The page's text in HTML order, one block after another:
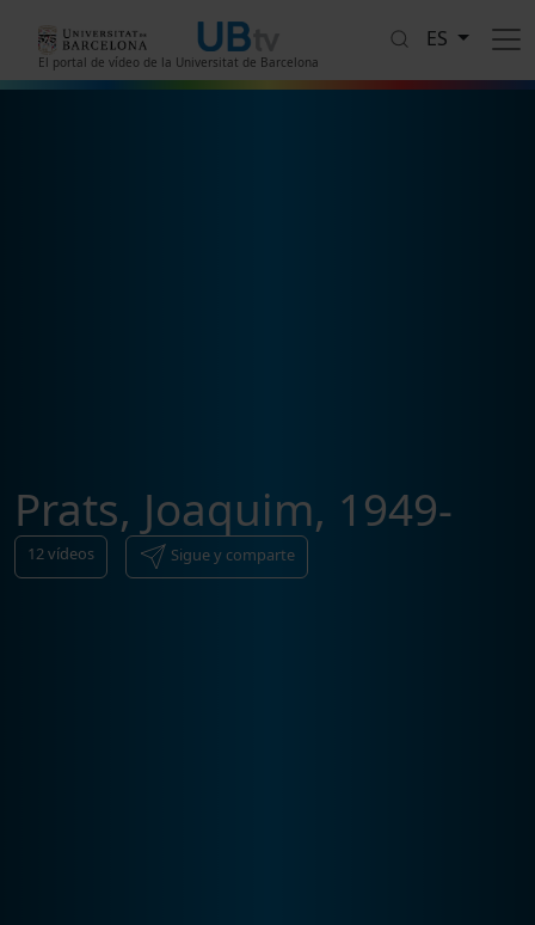
El portal de vídeo de la Universitat de Barcelona
ES
Prats, Joaquim, 1949-
12 vídeos Sigue y comparte